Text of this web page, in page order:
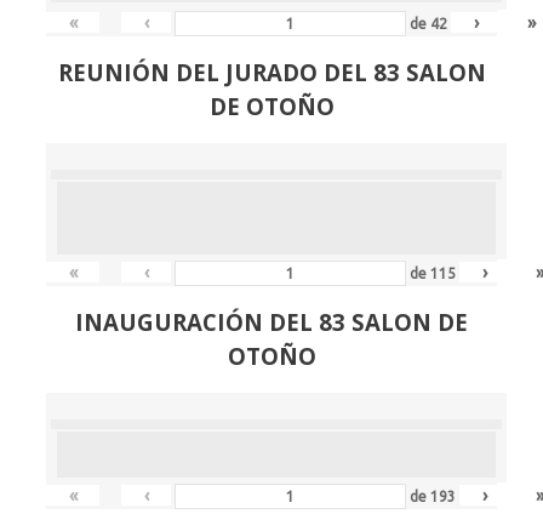
« ‹ de 42 › »
REUNIÓN DEL JURADO DEL 83 SALON
DE OTOÑO
« ‹ de115 ›
INAUGURACIÓN DEL 83 SALON DE
OTOÑO
« ‹ de193 ›